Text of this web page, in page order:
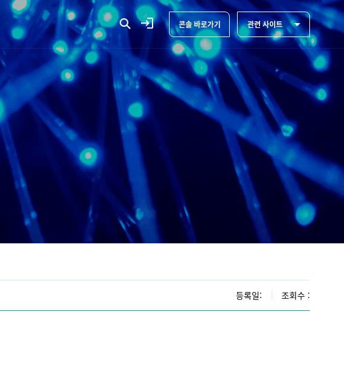
검
색
버
하
메
뉴
있
음
콘솔 바로가기 관련 사이트
하
위
있
음
등록일: 조회수 :